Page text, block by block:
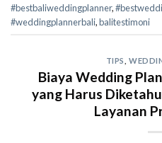
#bestbaliweddingplanner,
#weddingplannerbali,balitestimoni
TIPS
Biaya Wedding
yang Harus
Layanan